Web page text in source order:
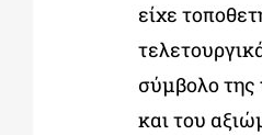
είχε
σύμβολο της
και του